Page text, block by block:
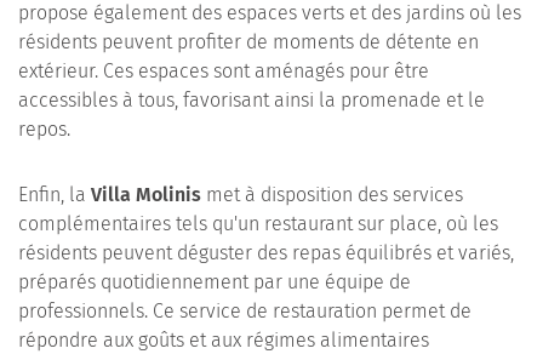
propose également des espaces verts et des jardins où les
résidents peuvent profiter de moments de détente en
extérieur. Ces espaces sont aménagés pour être
accessibles à tous, favorisant ainsi la promenade et le
repos.
Enfin, la Villa Molinis met à disposition des services
complémentaires tels qu'un restaurant sur place, où les
résidents peuvent déguster des repas équilibrés et variés,
préparés quotidiennement par une équipe de
professionnels. Ce service de restauration permet de
répondre aux goûts et aux régimes alimentaires